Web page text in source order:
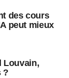
des cours
peut mieux
Louvain,
?